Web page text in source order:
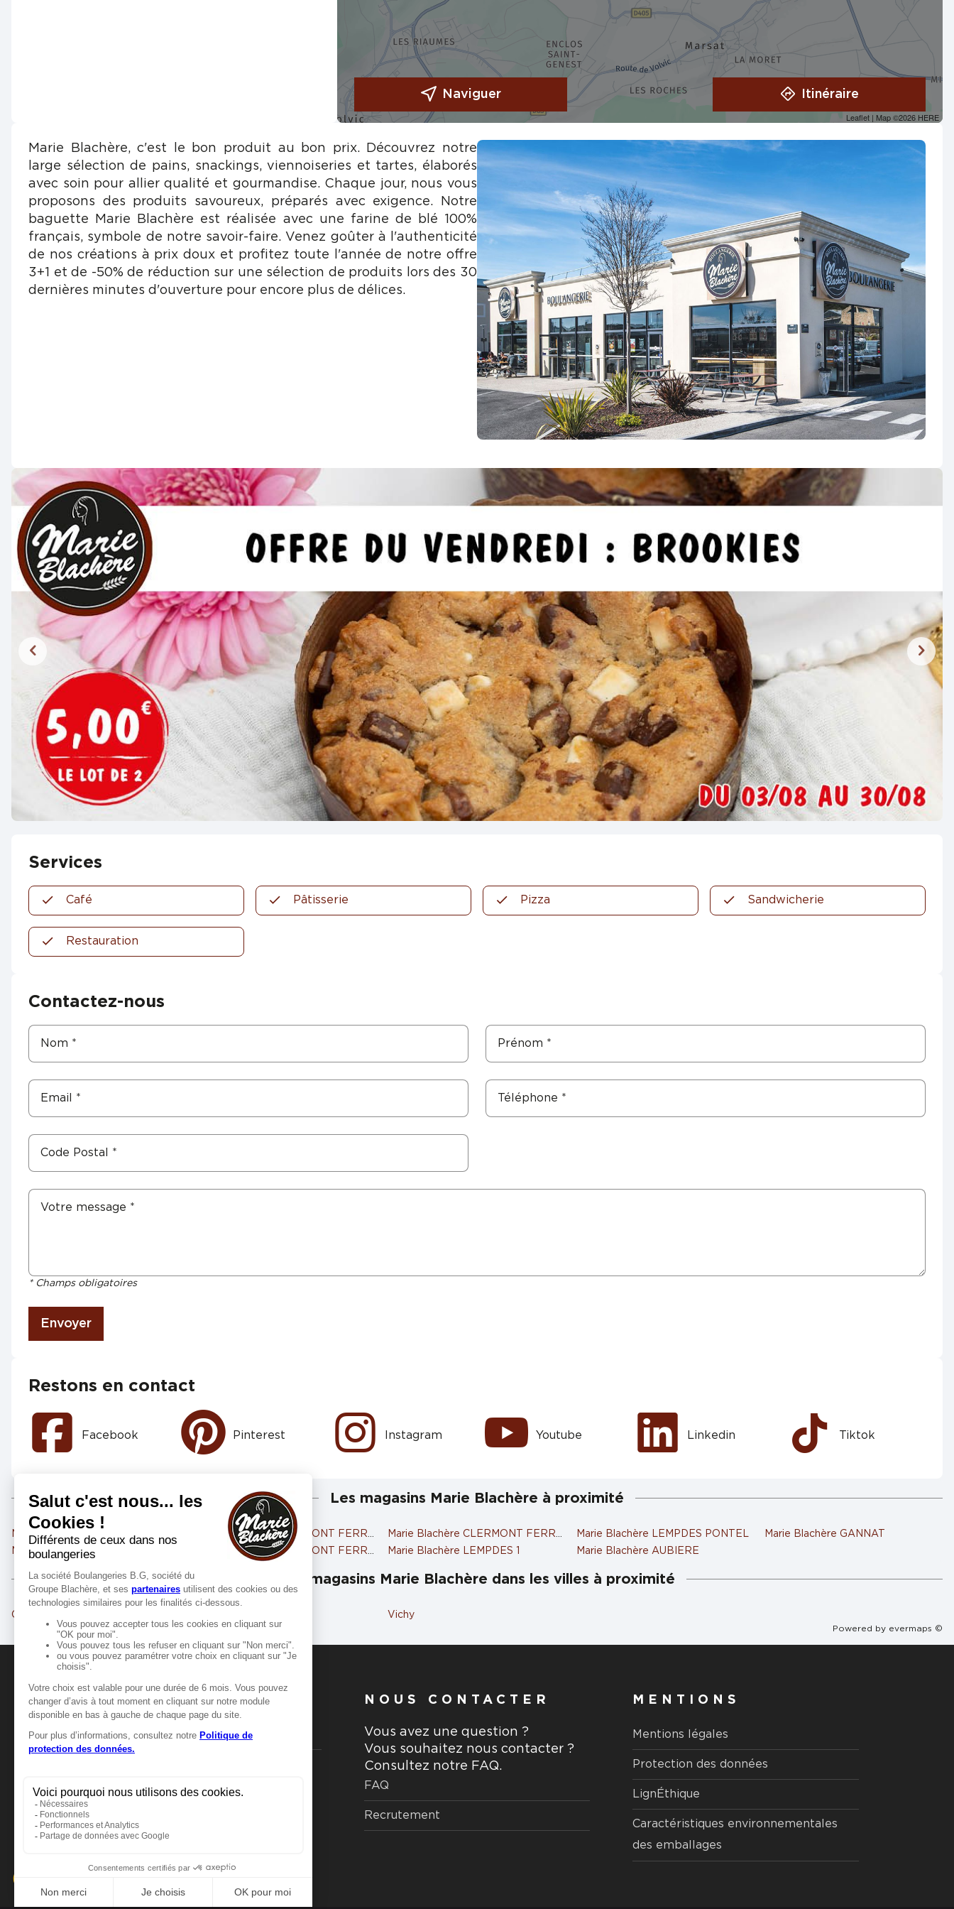
Leaflet | Map ©2026 HERE
Naviguer Itinéraire
Marie Blachère, c'est le bon produit au bon prix. Découvrez notre
large sélection de pains, snackings, viennoiseries et tartes, élaborés
avec soin pour allier qualité et gourmandise. Chaque jour, nous vous
proposons des produits savoureux, préparés avec exigence. Notre
baguette Marie Blachère est réalisée avec une farine de blé 100%
français, symbole de notre savoir-faire. Venez goûter à l'authenticité
de nos créations à prix doux et profitez toute l'année de notre offre
3+1 et de -50% de réduction sur une sélection de produits lors des 30
dernières minutes d'ouverture pour encore plus de délices.
Services
Café Pâtisserie Pizza Sandwicherie
Restauration
Contactez-nous
* Champs obligatoires
Envoyer
Restons en contact
Facebook Pinterest Instagram Youtube Linkedin Tiktok
Les magasins Marie Blachère à proximité
Marie Blachère CLERMONT FERRAND NEYRAT
Marie Blachère GERZAT
Marie Blachère CLERMONT FERRAND 2
Marie Blachère CLERMONT FERRAND
Marie Blachère CLERMONT FERRAND 3
Marie Blachère LEMPDES 1
Marie Blachère LEMPDES PONTEL
Marie Blachère AUBIERE
Marie Blachère GANNAT
Les magasins Marie Blachère dans les villes à proximité
Clermont-Ferrand Vichy
Powered by evermaps ©
MANGER-BOUGER
Manger-Bouger.fr
NOUS CONTACTER
Vous avez une question ?
Vous souhaitez nous contacter ?
Consultez notre FAQ.
FAQ
Recrutement
MENTIONS
Mentions légales
Protection des données
LignÉthique
Caractéristiques environnementales
des emballages